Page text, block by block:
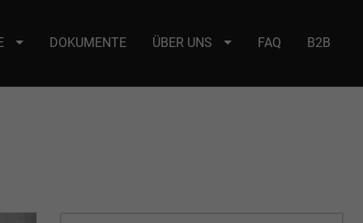
: selector2._domainkey Points to address or value: selector2-aee-
DOKUMENTE ÜBER UNS FAQ B2B